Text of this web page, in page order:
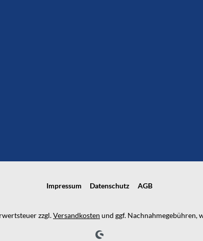
Impressum Datenschutz AGB
zzgl.Versandkosten und ggf. Nachnahmegebühren,